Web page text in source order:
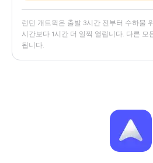
런던 개트윅은 출발 3시간 전부터 수하물
시간보다 1시간 더 일찍 열립니다. 다른 모
됩니다.